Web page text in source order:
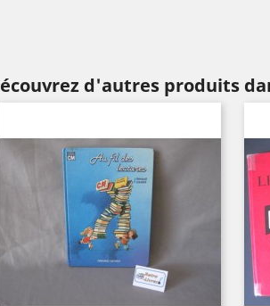
d'autres produits